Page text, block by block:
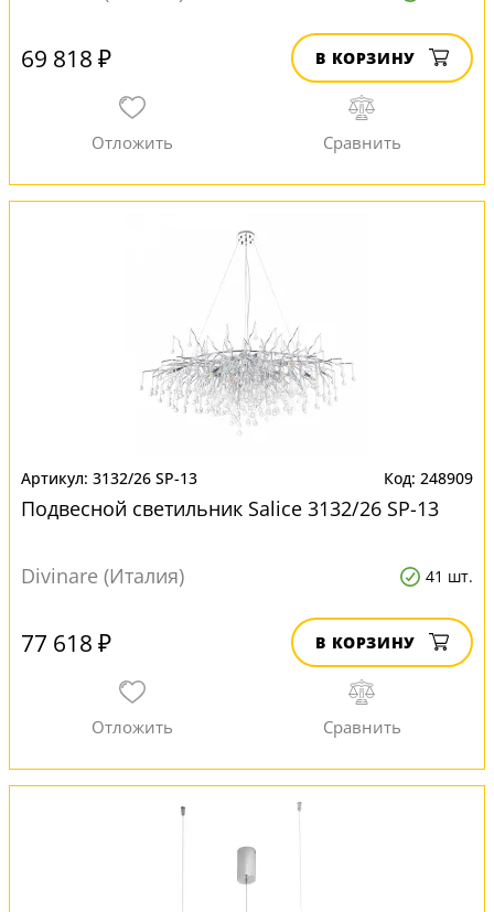
69 818 ₽ В КОРЗИНУ
3132/26 SP-13 248909
Подвесной светильник Salice 3132/26 SP-13
Divinare (Италия) 41 шт.
77 618 ₽ В КОРЗИНУ